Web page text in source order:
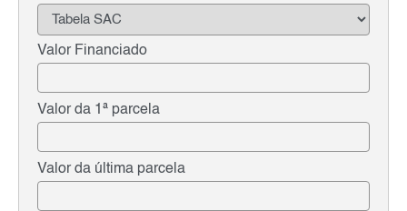
Valor Financiado
Valor da 1ª parcela
Valor da última parcela